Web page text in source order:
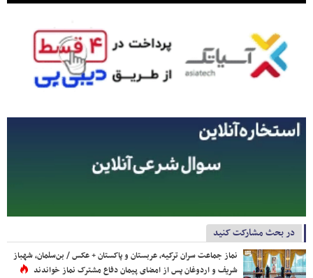
در بحث مشارکت کنید
نماز جماعت سران ترکیه، عربستان و پاکستان + عکس / بن‌سلمان، شهباز
شریف و اردوغان پس از امضای پیمان دفاع مشترک نماز خواندند